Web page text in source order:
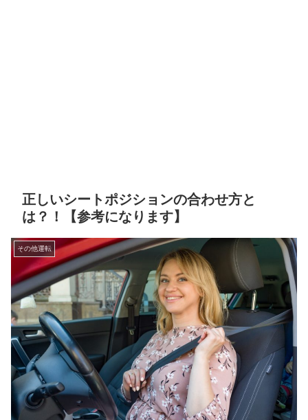
正しいシートポジションの合わせ方と
は？！【参考になります】
その他運転